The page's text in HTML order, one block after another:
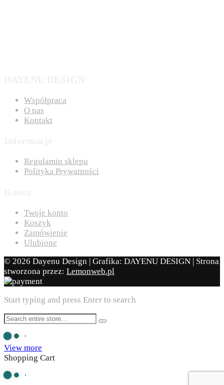
Współpraca
O nas
Kontakt
Regulamin sklepu
Polityka Prywatności
Twoje konto
Koszyk
Zamówienie
Ulubione
© 2026 Dayenu Design | Grafika: DAYENU DESIGN | Strona
stworzona przez: Lemonweb.pl
Start typing and press Enter to search
View more
Shopping Cart